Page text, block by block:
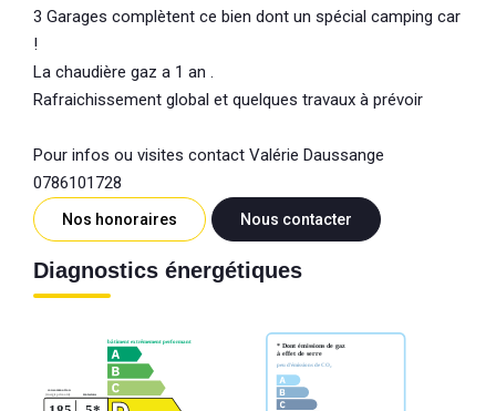
3 Garages complètent ce bien dont un spécial camping car
!
La chaudière gaz a 1 an .
Rafraichissement global et quelques travaux à prévoir
Pour infos ou visites contact Valérie Daussange
0786101728
Nos honoraires Nous contacter
Diagnostics énergétiques